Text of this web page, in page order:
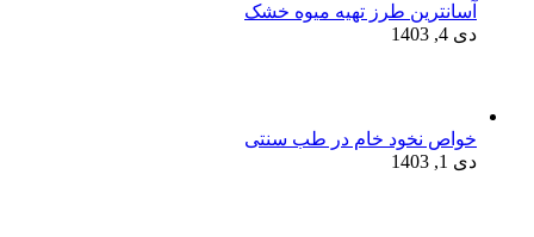
آسانترین طرز تهیه میوه خشک
دی 4, 1403
خواص نخود خام در طب سنتی
دی 1, 1403